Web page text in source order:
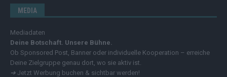
MEDIA
Mediadaten
Deine Botschaft. Unsere Bühne.
Ob Sponsored Post, Banner oder individuelle Kooperation – erreiche
Deine Zielgruppe genau dort, wo sie aktiv ist.
➔ Jetzt Werbung buchen & sichtbar werden!